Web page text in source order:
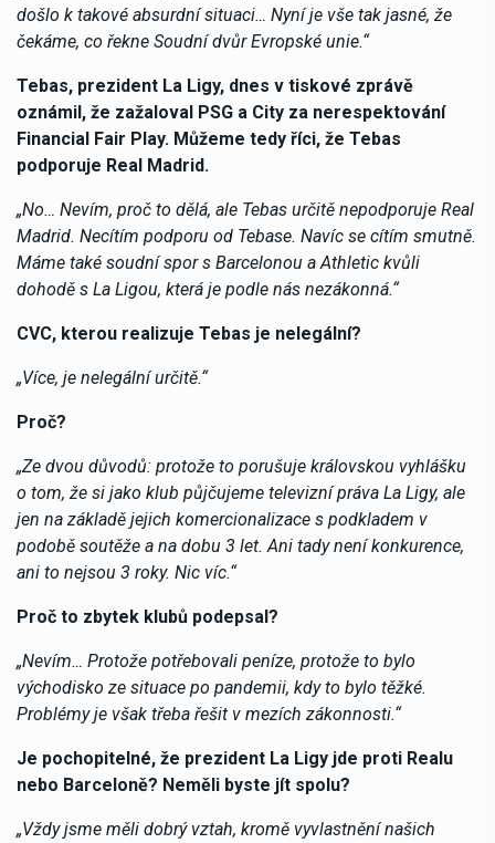
došlo k takové absurdní situaci… Nyní je vše tak jasné, že
čekáme, co řekne Soudní dvůr Evropské unie.“
Tebas, prezident La Ligy, dnes v tiskové zprávě
oznámil, že zažaloval PSG a City za nerespektování
Financial Fair Play. Můžeme tedy říci, že Tebas
podporuje Real Madrid.
„No… Nevím, proč to dělá, ale Tebas určitě nepodporuje Real
Madrid. Necítím podporu od Tebase. Navíc se cítím smutně.
Máme také soudní spor s Barcelonou a Athletic kvůli
dohodě s La Ligou, která je podle nás nezákonná.“
CVC, kterou realizuje Tebas je nelegální?
„Více, je nelegální určitě.“
Proč?
„Ze dvou důvodů: protože to porušuje královskou vyhlášku
o tom, že si jako klub půjčujeme televizní práva La Ligy, ale
jen na základě jejich komercionalizace s podkladem v
podobě soutěže a na dobu 3 let. Ani tady není konkurence,
ani to nejsou 3 roky. Nic víc.“
Proč to zbytek klubů podepsal?
„Nevím… Protože potřebovali peníze, protože to bylo
východisko ze situace po pandemii, kdy to bylo těžké.
Problémy je však třeba řešit v mezích zákonnosti.“
Je pochopitelné, že prezident La Ligy jde proti Realu
nebo Barceloně? Neměli byste jít spolu?
„Vždy jsme měli dobrý vztah, kromě vyvlastnění našich